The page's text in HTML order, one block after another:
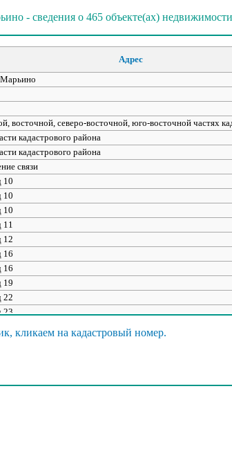
- сведения о 465 объекте(ах) недвижимости
Адрес
северо-восточной, юго-восточной частях
кадастрового района
кадастрового района
связи
10
10
10
12
16
16
19
22
23
27
31-1
кликаем на кадастровый номер.